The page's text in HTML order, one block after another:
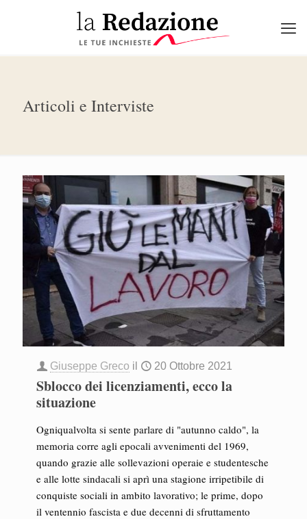
Articoli e Interviste
Giuseppe Greco il 20 Ottobre 2021
Sblocco dei licenziamenti, ecco la
situazione
Ogniqualvolta si sente parlare di "autunno caldo", la
memoria corre agli epocali avvenimenti del 1969,
quando grazie alle sollevazioni operaie e studentesche
e alle lotte sindacali si aprì una stagione irripetibile di
conquiste sociali in ambito lavorativo; le prime, dopo
il ventennio fascista e due decenni di sfruttamento